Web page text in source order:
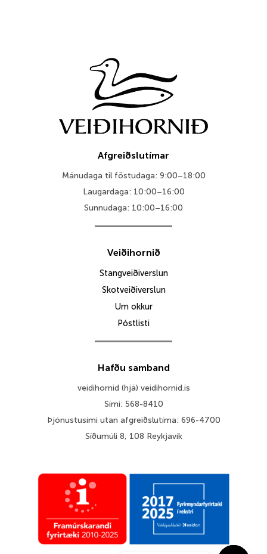
Afgreiðslutímar
Mánudaga til föstudaga: 9:00–18:00
Laugardaga: 10:00–16:00
Sunnudaga: 10:00–16:00
Veiðihornið
Stangveiðiverslun
Skotveiðiverslun
Um okkur
Póstlisti
Hafðu samband
veidihornid (hjá) veidihornid.is
Sími: 568-8410
Þjónustusími utan afgreiðslutíma: 696-4700
Síðumúli 8, 108 Reykjavík